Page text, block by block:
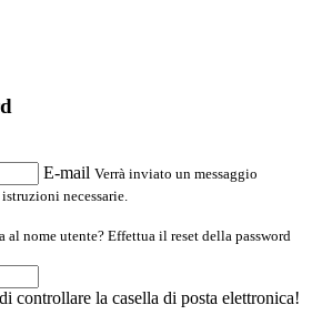
E-mail Verrà inviato un messaggio
necessarie.
al nome utente? Effettua il reset della password
controllare la casella di posta elettronica!